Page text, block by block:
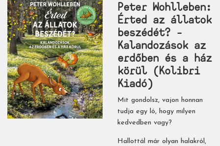
Peter Wohlleben:
Érted ​az állatok
beszédét? -
Kalandozások az
erdőben és a ház
körül (Kolibri
Kiadó)
Mit gondolsz, vajon honnan
tudja egy ló, hogy milyen
kedvedben vagy?
Hallottál már olyan halakról,